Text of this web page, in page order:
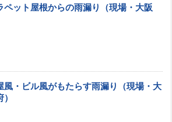
ペット屋根からの雨漏り（現場・大阪
風・ビル風がもたらす雨漏り（現場・大